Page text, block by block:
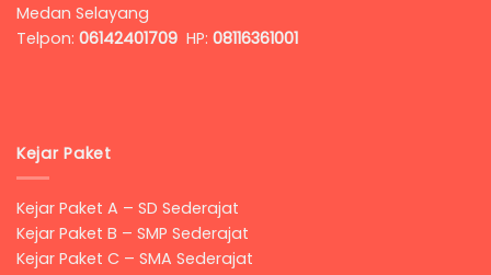
Medan Selayang
Telpon: 06142401709 HP: 08116361001
Kejar Paket
Kejar Paket A – SD Sederajat
Kejar Paket B – SMP Sederajat
Kejar Paket C – SMA Sederajat